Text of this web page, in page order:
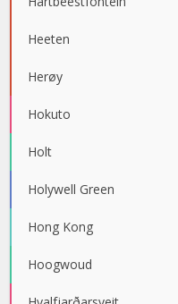
Heeten
Herøy
Hokuto
Holt
Holywell Green
Hong Kong
Hoogwoud